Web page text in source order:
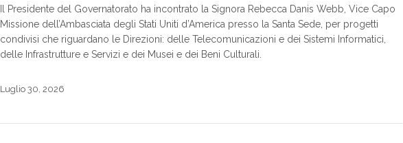
Il Presidente del Governatorato ha incontrato la Signora Rebecca Danis Webb, Vice Capo
Missione dell’Ambasciata degli Stati Uniti d’America presso la Santa Sede, per progetti
condivisi che riguardano le Direzioni: delle Telecomunicazioni e dei Sistemi Informatici,
delle Infrastrutture e Servizi e dei Musei e dei Beni Culturali.
Luglio 30, 2026